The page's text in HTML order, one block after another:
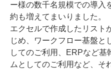
ー様の数千名規模での導入
約も増えてまいりました。
エクセルで作成したリスト
じめ、ワークフロー基盤と
してのご利用、ERPなど基
ムとしてのご利用など、そ